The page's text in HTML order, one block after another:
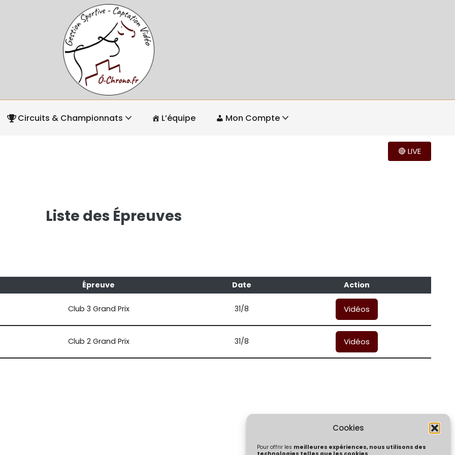
Cookies
Pour offrir les meilleures expériences, nous utilisons des
Circuits & Championnats L’équipe Mon Compte
🔴 LIVE
Liste des Épreuves
Épreuve Date Action
Club 3 Grand Prix 31/8 Vidéos
Club 2 Grand Prix 31/8 Vidéos